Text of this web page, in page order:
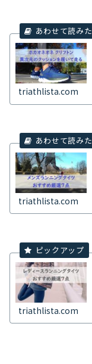
triathlista.com
triathlista.com
triathlista.com